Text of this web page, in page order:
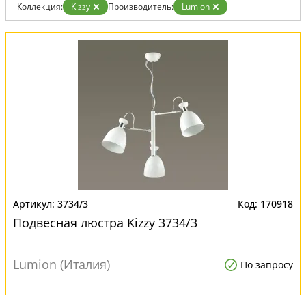
Коллекция: Kizzy Производитель: Lumion
3734/3 170918
Подвесная люстра Kizzy 3734/3
Lumion (Италия) По запросу